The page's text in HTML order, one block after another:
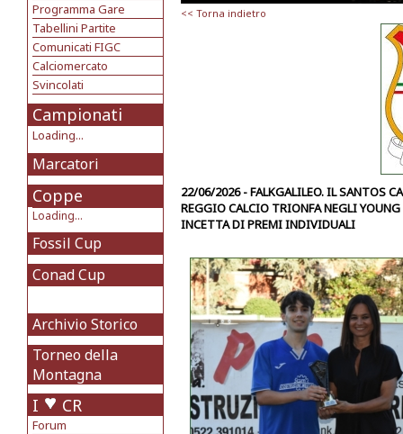
Programma Gare
Tabellini Partite
Comunicati FIGC
Calciomercato
Svincolati
Campionati
Loading...
Marcatori
Coppe
Loading...
Fossil Cup
Conad Cup
Archivio Storico
Torneo della
Montagna
I CR
Forum
<< Torna indietro
22/06/2026 - FALKGALILEO. IL SANTOS
REGGIO CALCIO TRIONFA NEGLI
INCETTA DI PREMI INDIVIDUALI